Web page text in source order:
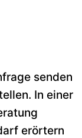
senden
In einer
erörtern